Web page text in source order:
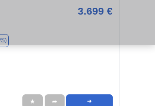
3.699 €
★ ➦ ➜